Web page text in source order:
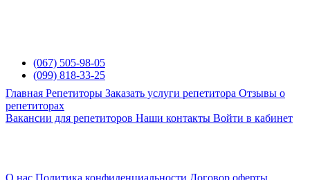
(067) 505-98-05
(099) 818-33-25
Главная Репетиторы Заказать услуги репетитора Отзывы о
репетиторах
Вакансии для репетиторов Наши контакты Войти в кабинет
О нас Политика конфиденциальности Договор оферты